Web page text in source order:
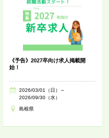
《予告》2027卒向け求人掲載開
始！
2026/03/01（日）～
2026/09/30（水）
島根県